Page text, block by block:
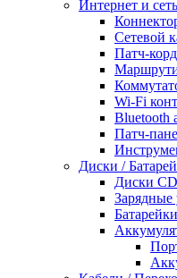
Интернет и сеть
Сетевой
Патч-
Wi-Fi
Bluetooth
Патч-
Диски /
Диски
Зарядные
Батарейки